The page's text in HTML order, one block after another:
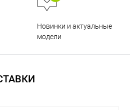
Новинки и актуальные
модели
раз в 2 недели